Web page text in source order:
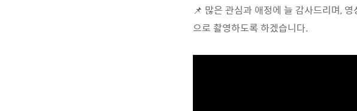
📌 많은 관심과 애정에 늘 감사드리며,
으로 촬영하도록 하겠습니다.